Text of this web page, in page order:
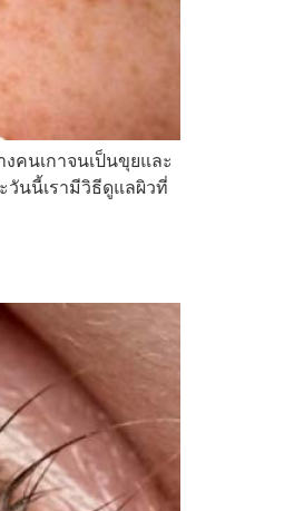
คนเกาจนเป็นขุยและ
นนี้เรามีวิธีดูแลผิวที่